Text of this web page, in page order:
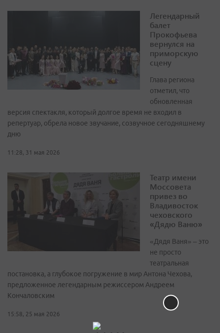
Легендарный
балет
Прокофьева
вернулся на
приморскую
сцену
Глава региона
отметил, что
обновленная
версия спектакля, который долгое время не входил в
репертуар, обрела новое звучание, созвучное сегодняшнему
дню
11:28, 31 мая 2026
Театр имени
Моссовета
привез во
Владивосток
чеховского
«Дядю Ваню»
«Дядя Ваня» – это
не просто
театральная
постановка, а глубокое погружение в мир Антона Чехова,
предложенное легендарным режиссером Андреем
Кончаловским
15:58, 25 мая 2026